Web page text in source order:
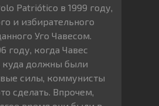
Patriótico в 1999 году,
и избирательного
Уго Чавесом.
году, когда Чавес
куда должны были
силы, коммунисты
сделать. Впрочем,